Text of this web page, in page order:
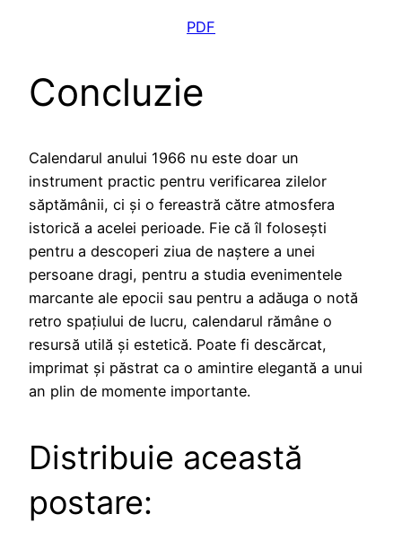
PDF
Concluzie
Calendarul anului 1966 nu este doar un
instrument practic pentru verificarea zilelor
săptămânii, ci și o fereastră către atmosfera
istorică a acelei perioade. Fie că îl folosești
pentru a descoperi ziua de naștere a unei
persoane dragi, pentru a studia evenimentele
marcante ale epocii sau pentru a adăuga o notă
retro spațiului de lucru, calendarul rămâne o
resursă utilă și estetică. Poate fi descărcat,
imprimat și păstrat ca o amintire elegantă a unui
an plin de momente importante.
Distribuie această
postare: